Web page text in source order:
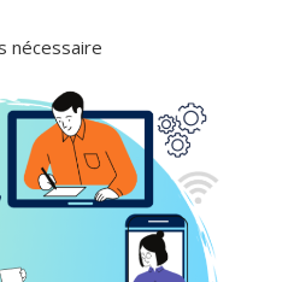
nécessaire